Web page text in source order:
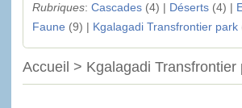
Rubriques: Cascades(4) | Déserts(4) |
Faune (9) | Kgalagadi Transfrontier park
Accueil > Kgalagadi Transfrontier